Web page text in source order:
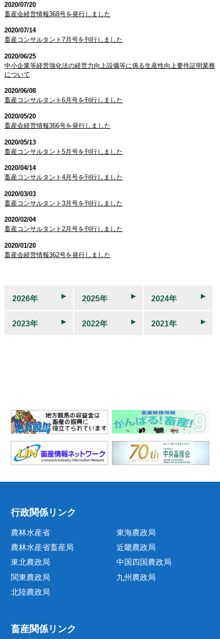
2020/07/20
畜産会経営情報368号を発行しました
2020/07/14
畜産コンサルタント7月号を刊行しました
2020/06/25
中小企業等経営強化法の経営力向上設備等に係る生産性向上要件証明業務
について
2020/06/08
畜産コンサルタント6月号を刊行しました
2020/05/20
畜産会経営情報366号を発行しました
2020/05/13
畜産コンサルタント5月号を刊行しました
2020/04/14
畜産コンサルタント4月号を刊行しました
2020/03/03
畜産コンサルタント3月号を刊行しました
2020/02/04
畜産コンサルタント2月号を刊行しました
2020/01/20
畜産会経営情報362号を発行しました
2026年 2025年 2024年
2023年 2022年 2021年
行政関係リンク
農林水産省
農林水産省畜産局
東北農政局
関東農政局
北陸農政局
東海農政局
近畿農政局
中国四国農政局
九州農政局
畜産関係リンク